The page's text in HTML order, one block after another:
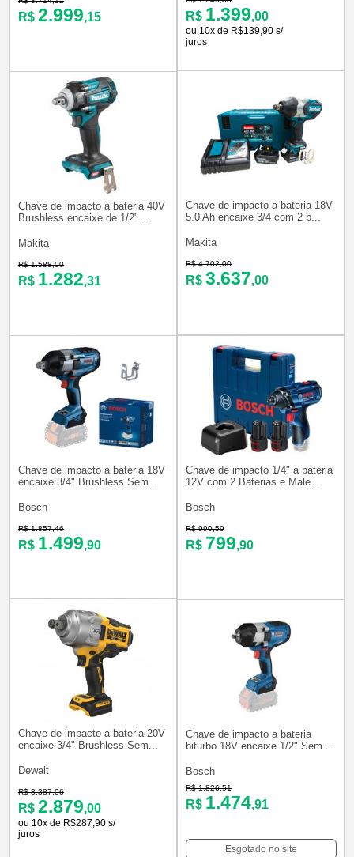
R$ 2.999,15 R$ 1.399,00
ou 10x de R$139,90 s/
juros
Chave de impacto a bateria 40V
Brushless encaixe de 1/2" ...
Makita
R$ 1.588,00
R$ 1.282,31
Chave de impacto a bateria 18V
5.0 Ah encaixe 3/4 com 2 b...
Makita
R$ 4.702,00
R$ 3.637,00
Chave de impacto a bateria 18V
encaixe 3/4" Brushless Sem...
Bosch
R$ 1.857,46
R$ 1.499,90
Chave de impacto 1/4" a bateria
12V com 2 Baterias e Male...
Bosch
R$ 990,59
R$ 799,90
Chave de impacto a bateria 20V
encaixe 3/4" Brushless Sem...
Dewalt
R$ 3.387,06
R$ 2.879,00
ou 10x de R$287,90 s/
juros
Chave de impacto a bateria
biturbo 18V encaixe 1/2" Sem ...
Bosch
R$ 1.826,51
R$ 1.474,91
Esgotado no site